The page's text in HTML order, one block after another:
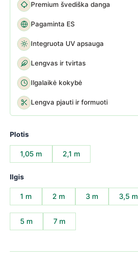
Premium švediška danga
Pagaminta ES
Integruota UV apsauga
Lengvas ir tvirtas
Ilgalaikė kokybė
Lengva pjauti ir formuoti
Plotis
1,05 m 2,1 m
Ilgis
1 m 2 m 3 m 3,5 m
5 m 7 m